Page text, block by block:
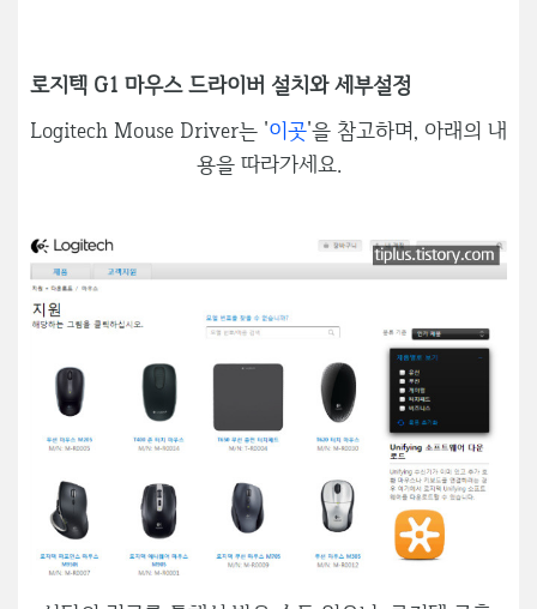
로지텍 G1 마우스 드라이버 설치와 세부설정
Logitech Mouse Driver는 '이곳'을 참고하며, 아래의 내
용을 따라가세요.